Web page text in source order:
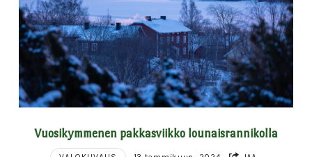
Vuosikymmenen pakkasviikko lounaisrannikolla